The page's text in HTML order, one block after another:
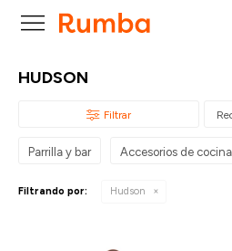

HUDSON
Parrilla y bar Accesorios de cocina
Filtrando por: Hudson